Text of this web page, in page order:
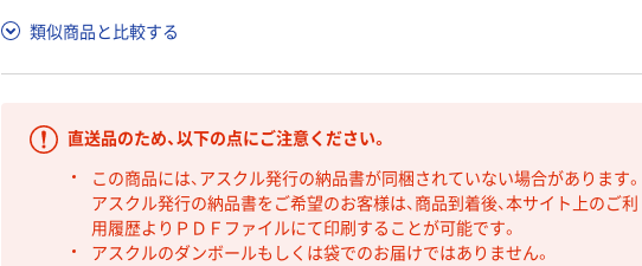
類似商品と比較する
直送品のため、以下の点にご注意ください。
この商品には、アスクル発行の納品書が同梱されていない場合があります。
アスクル発行の納品書をご希望のお客様は、商品到着後、本サイト上のご利
用履歴よりＰＤＦファイルにて印刷することが可能です。
アスクルのダンボールもしくは袋でのお届けではありません。